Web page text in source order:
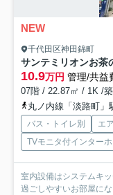
NEW
千代田区神田錦町
10.9万円 管理/共益
07階 / 22.87㎡ / 1K /
丸ノ内線「淡路町」
バス・トイレ別 エ
TVモニタ付インター
室内設備はシステムキ
過ごしやすいお部屋に